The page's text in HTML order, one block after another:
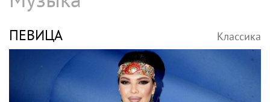
SHOT: комик Слепаков переписал свои
квартиры в РФ на родителей после
переезда
Джаз